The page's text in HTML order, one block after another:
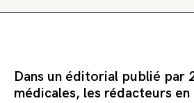
Dans un éditorial publié par
médicales, les rédacteurs en
objectif de vendre 2 000 livres en un mois.
Commander le